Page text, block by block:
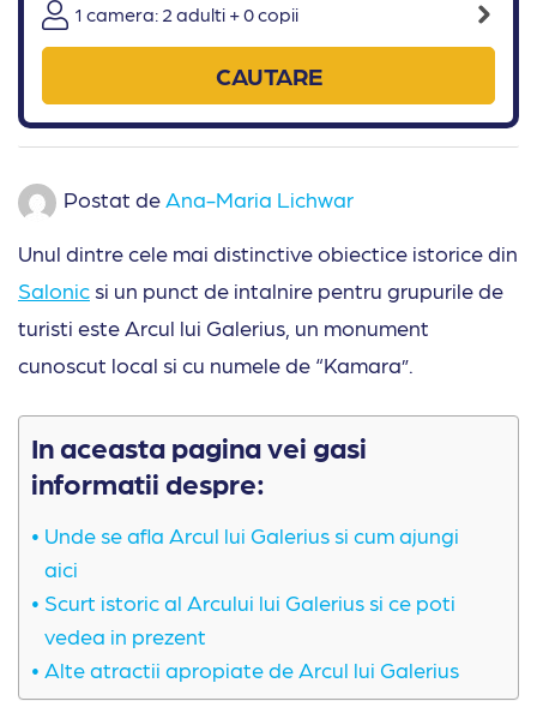
1 camera: 2 adulti + 0 copii
CAUTARE
Postat de Ana-Maria Lichwar
Unul dintre cele mai distinctive obiectice istorice din
Salonic si un punct de intalnire pentru grupurile de
turisti este Arcul lui Galerius, un monument
cunoscut local si cu numele de “Kamara”.
In aceasta pagina vei gasi
informatii despre:
Unde se afla Arcul lui Galerius si cum ajungi
aici
Scurt istoric al Arcului lui Galerius si ce poti
vedea in prezent
Alte atractii apropiate de Arcul lui Galerius